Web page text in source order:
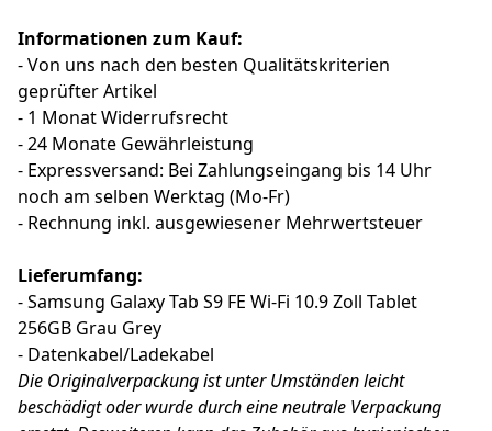
Informationen zum Kauf:
- Von uns nach den besten Qualitätskriterien
geprüfter Artikel
- 1 Monat Widerrufsrecht
- 24 Monate Gewährleistung
- Expressversand: Bei Zahlungseingang bis 14 Uhr
noch am selben Werktag (Mo-Fr)
- Rechnung inkl. ausgewiesener Mehrwertsteuer
Lieferumfang:
- Samsung Galaxy Tab S9 FE Wi-Fi 10.9 Zoll Tablet
256GB Grau Grey
- Datenkabel/Ladekabel
Die Originalverpackung ist unter Umständen leicht
beschädigt oder wurde durch eine neutrale Verpackung